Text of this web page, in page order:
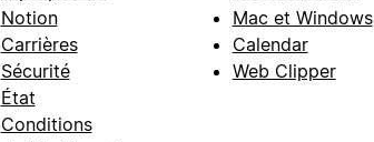
Notion
Carrières
Sécurité
État
Conditions
Mac et Windows
Calendar
Web Clipper